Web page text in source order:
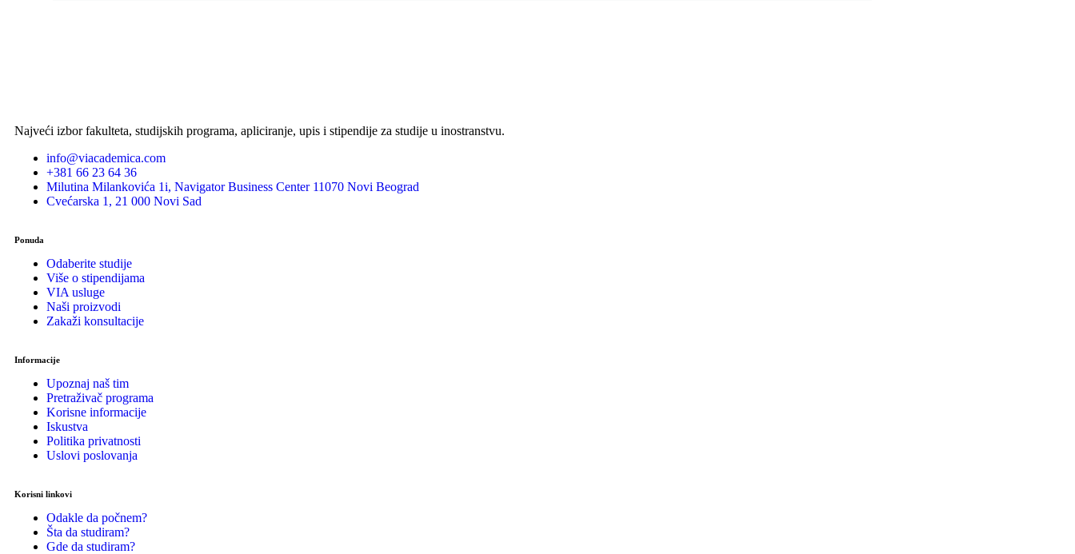
Najveći izbor fakulteta, studijskih programa, apliciranje, upis i stipendije za studije u inostranstvu.
info@viacademica.com
+381 66 23 64 36
Milutina Milankovića 1i, Navigator Business Center 11070 Novi Beograd
Cvećarska 1, 21 000 Novi Sad
Ponuda
Odaberite studije
Više o stipendijama
VIA usluge
Naši proizvodi
Zakaži konsultacije
Informacije
Upoznaj naš tim
Pretraživač programa
Korisne informacije
Iskustva
Politika privatnosti
Uslovi poslovanja
Korisni linkovi
Odakle da počnem?
Šta da studiram?
Gde da studiram?